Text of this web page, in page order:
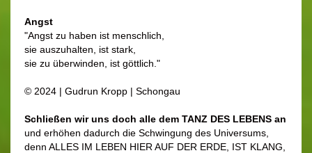
Angst
"Angst zu haben ist menschlich,
sie auszuhalten, ist stark,
sie zu überwinden, ist göttlich."
© 2024 | Gudrun Kropp | Schongau
Schließen wir uns doch alle dem TANZ DES LEBENS an
und erhöhen dadurch die Schwingung des Universums,
denn ALLES IM LEBEN HIER AUF DER ERDE, IST KLANG,